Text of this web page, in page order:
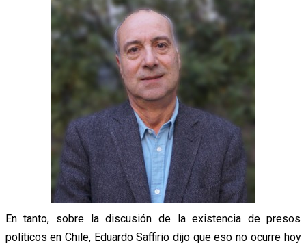
En tanto, sobre la discusión de la existencia de presos
políticos en Chile, Eduardo Saffirio dijo que eso no ocurre hoy